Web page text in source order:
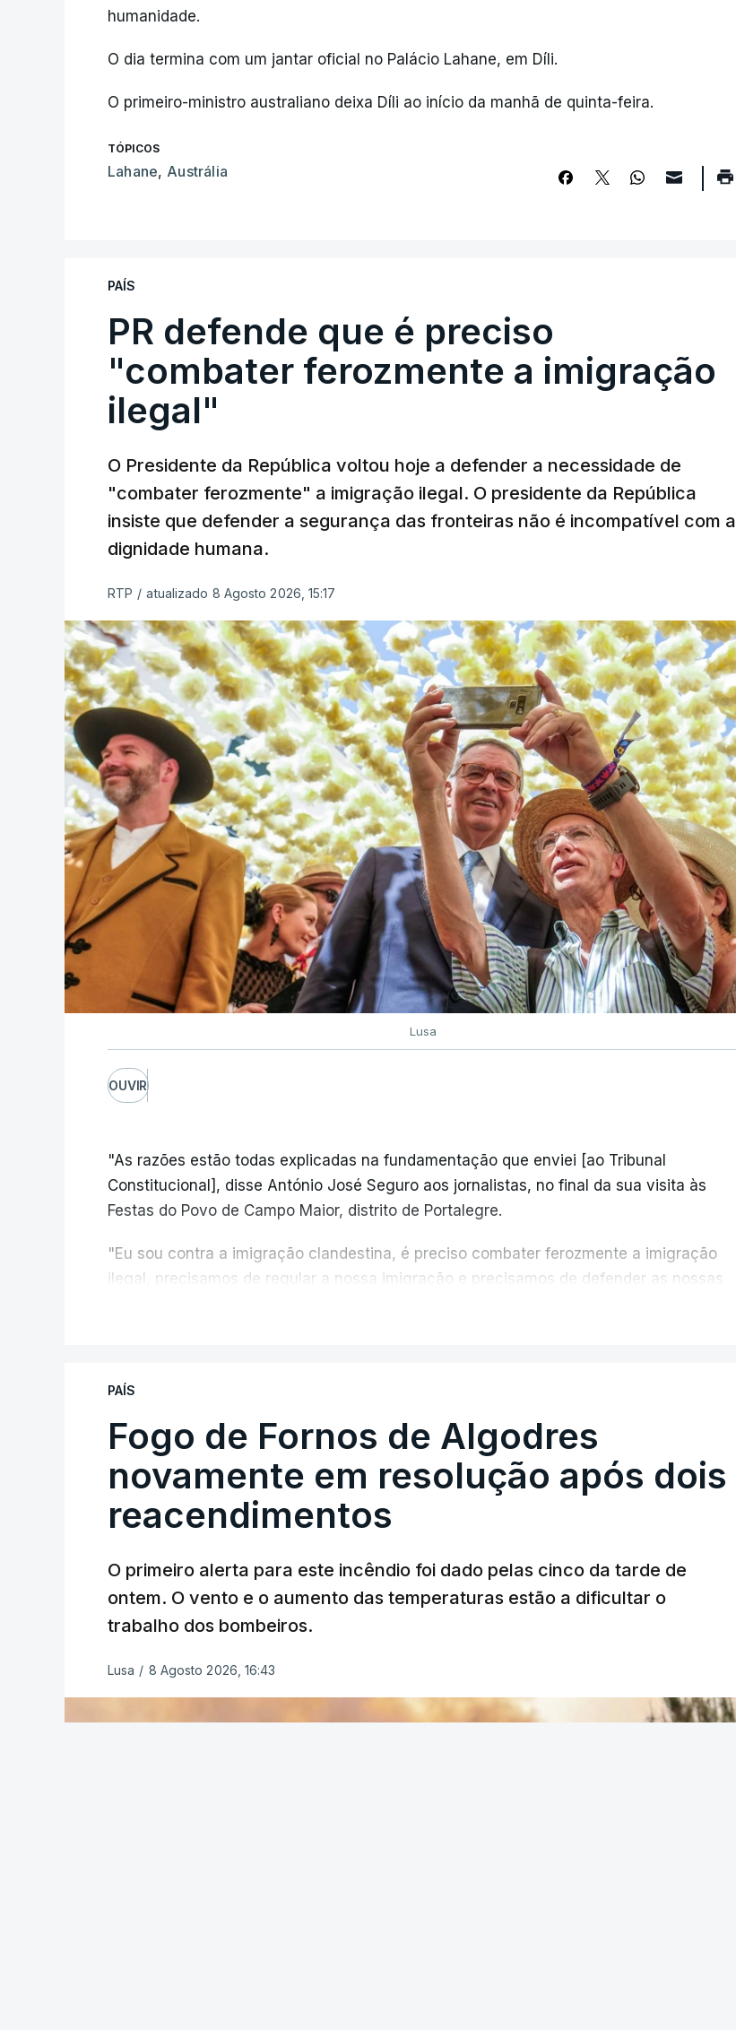
humanidade.
O dia termina com um jantar oficial no Palácio Lahane, em Díli.
O primeiro-ministro australiano deixa Díli ao início da manhã de quinta-feira.
TÓPICOS
Lahane, Austrália
PAÍS
PR defende que é preciso
"combater ferozmente a imigração
ilegal"
O Presidente da República voltou hoje a defender a necessidade de
"combater ferozmente" a imigração ilegal. O presidente da República
insiste que defender a segurança das fronteiras não é incompatível com a
dignidade humana.
RTP / atualizado 8 Agosto 2026, 15:17
Lusa
OUVIR
"As razões estão todas explicadas na fundamentação que enviei [ao Tribunal
Constitucional], disse António José Seguro aos jornalistas, no final da sua visita às
Festas do Povo de Campo Maior, distrito de Portalegre.
"Eu sou contra a imigração clandestina, é preciso combater ferozmente a imigração
ilegal, precisamos de regular a nossa imigração e precisamos de defender as nossas
criança.
ERRO100
ERROR ON HTML5 MEDIA ELEMENT
PAÍS
Fogo de Fornos de Algodres
novamente em resolução após dois
reacendimentos
O primeiro alerta para este incêndio foi dado pelas cinco da tarde de
ontem. O vento e o aumento das temperaturas estão a dificultar o
trabalho dos bombeiros.
Lusa / 8 Agosto 2026, 16:43